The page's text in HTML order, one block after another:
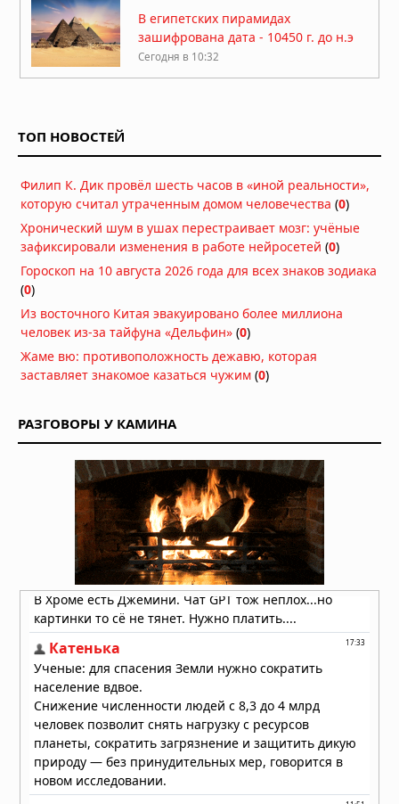
В египетских пирамидах
зашифрована дата - 10450 г. до н.э
Сегодня в 10:32
536 год нашей эры, год, когда небо
Сегодня в 10:29
Гигантская пирамида древней
цивилизации в Гунунг Паданге,
Сегодня в 10:27
Филип К. Дик провёл шесть часов в
«иной реальности», которую считал
утраченным домом человечества
Жаме вю: противоположность
дежавю, которая заставляет
знакомое казаться чужим
Сегодня в 06:30
Загадка цивилизации долины Инда:
кто расшифрует древний язык
получит миллион долларов
Вчера в 10:04
Солнце погаснет, планеты
выстроятся в ряд, звёзды упадут:
что предвещает 12 августа 2026
года
ТОП НОВОСТЕЙ
Филип К. Дик провёл шесть часов в «иной реальности»,
которую считал утраченным домом человечества (0)
Хронический шум в ушах перестраивает мозг: учёные
зафиксировали изменения в работе нейросетей (0)
Гороскоп на 10 августа 2026 года для всех знаков зодиака
(0)
Из восточного Китая эвакуировано более миллиона
человек из-за тайфуна «Дельфин» (0)
Жаме вю: противоположность дежавю, которая
заставляет знакомое казаться чужим (0)
РАЗГОВОРЫ У КАМИНА